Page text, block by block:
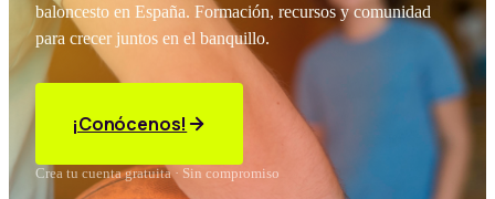
baloncesto en España. Formación, recursos y comunidad
para crecer juntos en el banquillo.
¡Conócenos!
Crea tu cuenta gratuita · Sin compromiso